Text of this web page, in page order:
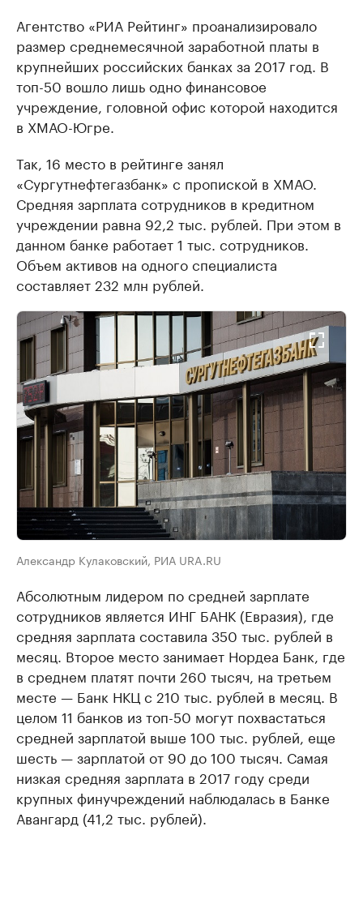
Агентство «РИА Рейтинг» проанализировало
размер среднемесячной заработной платы в
крупнейших российских банках за 2017 год. В
топ-50 вошло лишь одно финансовое
учреждение, головной офис которой находится
в ХМАО-Югре.
​Так, 16 место в рейтинге занял
«Сургутнефтегазбанк» с пропиской в ХМАО.
Средняя зарплата сотрудников в кредитном
учреждении равна 92,2 тыс. рублей. При этом в
данном банке работает 1 тыс. сотрудников.
Объем активов на одного специалиста
составляет 232 млн рублей.
Александр Кулаковский, РИА URA.RU
Абсолютным лидером по средней зарплате
сотрудников является ИНГ БАНК (Евразия), где
средняя зарплата составила 350 тыс. рублей в
месяц. Второе место занимает Нордеа Банк, где
в среднем платят почти 260 тысяч, на третьем
месте — Банк НКЦ с 210 тыс. рублей в месяц. В
целом 11 банков из топ-50 могут похвастаться
средней зарплатой выше 100 тыс. рублей, еще
шесть — зарплатой от 90 до 100 тысяч. ​Самая
низкая средняя зарплата в 2017 году среди
крупных финучреждений наблюдалась в Банке
Авангард (41,2 тыс. рублей).